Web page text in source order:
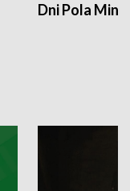
Dni Pola